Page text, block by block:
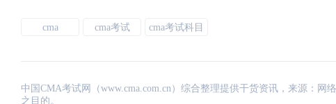
cma cma考试 cma考试科目
中国CMA考试网（www.cma.com.cn）综合整理提供干货资讯，来源：
之目的。